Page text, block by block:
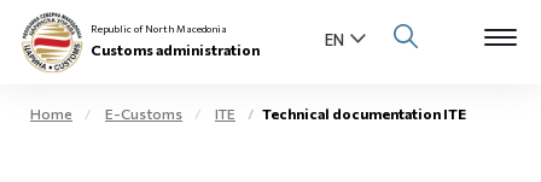
Republic of North Macedonia
Customs administration
Home E-Customs ITE Technical documentation ITE